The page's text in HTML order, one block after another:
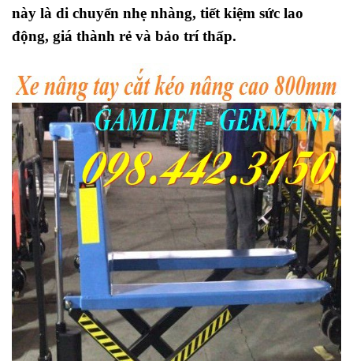
này là di chuyển nhẹ nhàng, tiết kiệm sức lao
động, giá thành rẻ và bảo trí thấp.